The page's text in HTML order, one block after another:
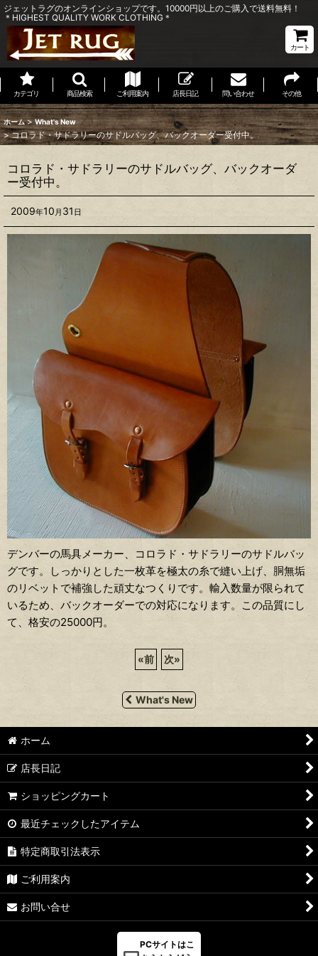
ジェットラグのオンラインショップです。10000円以上のご購入で送料無料！
＊HIGHEST QUALITY WORK CLOTHING＊
カート
カテゴリ 商品検索 ご利用案内 店長日記 問い合わせ その他
ホーム > What's New
> コロラド・サドラリーのサドルバッグ、バックオーダー受付中。
コロラド・サドラリーのサドルバッグ、バックオーダ
ー受付中。
2009年10 月 31 日
デンバーの馬具メーカー、コロラド・サドラリーのサドルバッ
グです。しっかりとした一枚革を極太の糸で縫い上げ、胴無垢
のリベットで補強した頑丈なつくりです。輸入数量が限られて
いるため、バックオーダーでの対応になります。この品質にし
て、格安の25000円。
«前 次»
What's New
ホーム
店長日記
ショッピングカート
最近チェックしたアイテム
特定商取引法表示
ご利用案内
お問い合せ
PCサイトはこ